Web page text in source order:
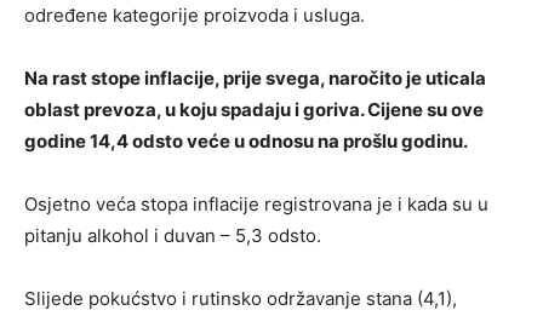
određene kategorije proizvoda i usluga.
Na rast stope inflacije, prije svega, naročito je uticala
oblast prevoza, u koju spadaju i goriva. Cijene su ove
godine 14,4 odsto veće u odnosu na prošlu godinu.
Osjetno veća stopa inflacije registrovana je i kada su u
pitanju alkohol i duvan – 5,3 odsto.
Slijede pokućstvo i rutinsko održavanje stana (4,1),